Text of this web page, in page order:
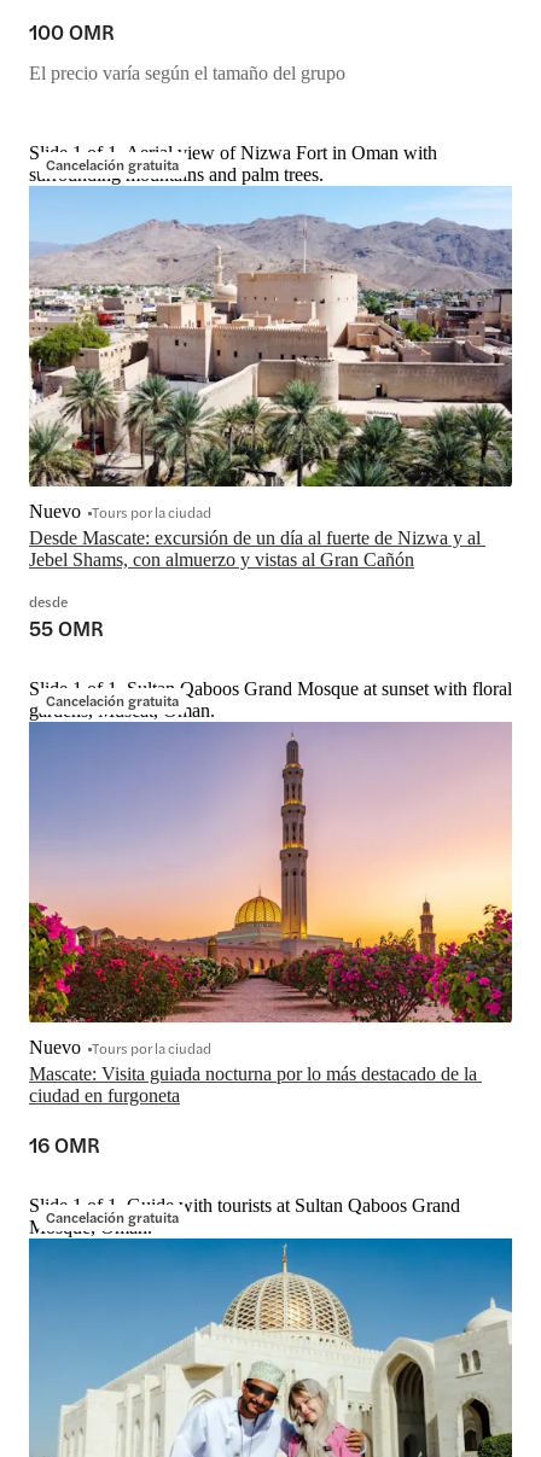
100 OMR
El precio varía según el tamaño del grupo
Cancelación gratuita
Slide 1 of 1, Aerial view of Nizwa Fort in Oman with
surrounding mountains and palm trees.
Desde Mascate: excursión de un día al fuerte de Nizwa y al
Jebel Shams, con almuerzo y vistas al Gran Cañón
Nuevo Tours por la ciudad
desde
55 OMR
Cancelación gratuita
Slide 1 of 1, Sultan Qaboos Grand Mosque at sunset with floral
gardens, Muscat, Oman.
Mascate: Visita guiada nocturna por lo más destacado de la
ciudad en furgoneta
Nuevo Tours por la ciudad
16 OMR
Cancelación gratuita
Slide 1 of 1, Guide with tourists at Sultan Qaboos Grand
Mosque, Oman.